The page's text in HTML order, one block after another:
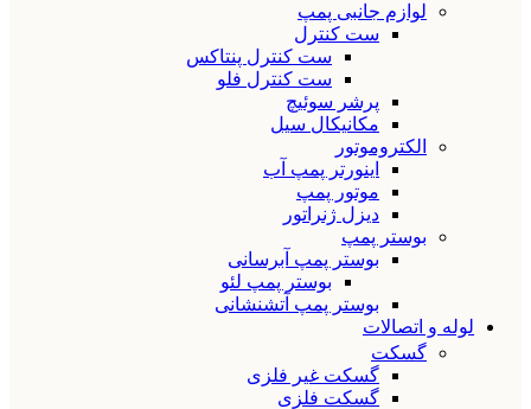
لوازم جانبی پمپ
ست کنترل
ست کنترل پنتاکس
ست کنترل فلو
پرشر سوئیچ
مکانیکال سیل
الکتروموتور
اینورتر پمپ آب
موتور پمپ
دیزل ژنراتور
بوستر پمپ
بوستر پمپ آبرسانی
بوستر پمپ لئو
بوستر پمپ آتشنشانی
لوله و اتصالات
گسکت
گسکت غیر فلزی
گسکت فلزی